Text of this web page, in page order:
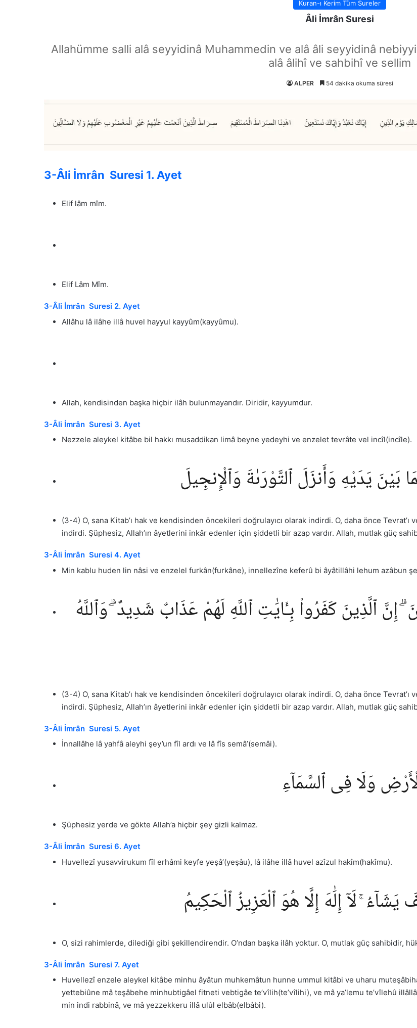
Kuran-ı Kerim Tüm Sureler
Âli İmrân Suresi
Allahümme salli alâ seyyidinâ Muhammedin ve alâ âli seyyidinâ
alâ âlihî ve sahbihî ve sellim
ALPER 54 dakika okuma süresi
3-Âli İmrân Suresi 1. Ayet
Elif lâm mîm.
Elif Lâm Mîm.
3-Âli İmrân Suresi 2. Ayet
Allâhu lâ ilâhe illâ huvel hayyul kayyûm(kayyûmu).
Allah, kendisinden başka hiçbir ilâh bulunmayandır. Diridir, kayyumdur.
3-Âli İmrân Suresi 3. Ayet
Nezzele aleykel kitâbe bil hakkı musaddikan limâ beyne yedeyhi ve enzelet tevrâte vel incîl(incîle).
يَدَيْهِ وَأَنزَلَ ٱلتَّوْرَىٰةَ وَٱلْإِنجِيلَ
(3-4) O, sana Kitab’ı hak ve kendisinden öncekileri doğrulayıcı olarak indirdi. O, daha önce
indirdi. Şüphesiz, Allah’ın âyetlerini inkâr edenler için şiddetli bir azap vardır. Allah, mutlak güç
3-Âli İmrân Suresi 4. Ayet
Min kablu huden lin nâsi ve enzelel furkân(furkâne), innellezîne keferû bi âyâtillâhi lehum azâbun
ٱلَّذِينَ كَفَرُوا۟ بِـَٔايَٰتِ ٱللَّهِ لَهُمْ عَذَابٌ شَدِيدٌ ۗ وَٱللَّهُ
(3-4) O, sana Kitab’ı hak ve kendisinden öncekileri doğrulayıcı olarak indirdi. O, daha önce
indirdi. Şüphesiz, Allah’ın âyetlerini inkâr edenler için şiddetli bir azap vardır. Allah, mutlak güç
3-Âli İmrân Suresi 5. Ayet
İnnallâhe lâ yahfâ aleyhi şey’un fîl ardı ve lâ fîs semâ’(semâi).
وَلَا فِى ٱلسَّمَآءِ
Şüphesiz yerde ve gökte Allah’a hiçbir şey gizli kalmaz.
3-Âli İmrân Suresi 6. Ayet
Huvellezî yusavvirukum fîl erhâmi keyfe yeşâ’(yeşâu), lâ ilâhe illâ huvel azîzul hakîm(hakîmu).
لَآ إِلَٰهَ إِلَّا هُوَ ٱلْعَزِيزُ ٱلْحَكِيمُ
O, sizi rahimlerde, dilediği gibi şekillendirendir. O’ndan başka ilâh yoktur. O, mutlak güç sahibidir,
3-Âli İmrân Suresi 7. Ayet
Huvellezî enzele aleykel kitâbe minhu âyâtun muhkemâtun hunne ummul kitâbi ve uharu
yettebiûne mâ teşâbehe minhubtigâel fitneti vebtigâe te’vîlih(te’vîlihi), ve mâ ya’lemu te’vîlehû
min indi rabbinâ, ve mâ yezzekkeru illâ ulûl elbâb(elbâbi).